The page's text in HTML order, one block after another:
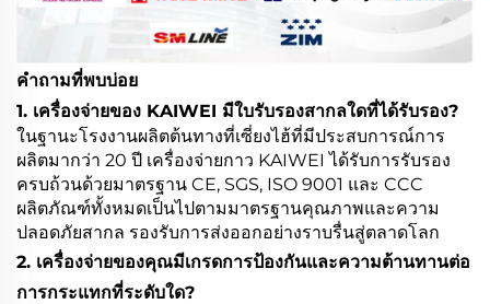
คำถามที่พบบ่อย
1. เครื่องจ่ายของ KAIWEI มีใบรับรองสากลใดที่ได้รับรอง?
ในฐานะโรงงานผลิตต้นทางที่เซี่ยงไฮ้ที่มีประสบการณ์การ
ผลิตมากว่า 20 ปี เครื่องจ่ายกาว KAIWEI ได้รับการรับรอง
ครบถ้วนด้วยมาตรฐาน CE, SGS, ISO 9001 และ CCC
ผลิตภัณฑ์ทั้งหมดเป็นไปตามมาตรฐานคุณภาพและความ
ปลอดภัยสากล รองรับการส่งออกอย่างราบรื่นสู่ตลาดโลก
2. เครื่องจ่ายของคุณมีเกรดการป้องกันและความต้านทานต่อ
การกระแทกที่ระดับใด?